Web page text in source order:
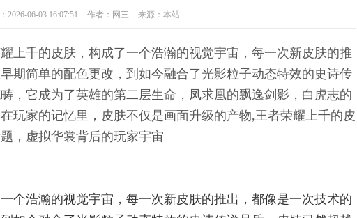
2026-06-03 16:07:51 作者：网三 来源：本站
上千的皮肤，构成了一个浩瀚的视觉宇宙，每一次新皮肤的推
期简单的配色更改，到如今融合了光影粒子动态特效的史诗传
，它成为了英雄的第二层生命，凤求凰的飘逸剑影，白虎志的
玩家的记忆里，皮肤不仅是画面升级的产物,王者荣耀上千的皮
，虚拟华裳背后的玩家宇宙
个浩瀚的视觉宇宙，每一次新皮肤的推出，都像是一次技术的